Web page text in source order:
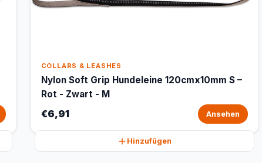
COLLARS & LEASHES
Nylon Soft Grip Hundeleine 120cmx10mm S –
Rot - Zwart - M
€6,91 Ansehen
Hinzufügen